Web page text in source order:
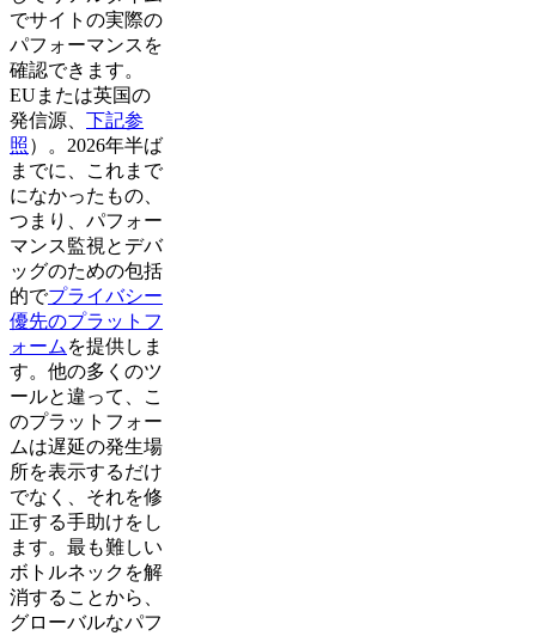
でサイトの実際の
パフォーマンスを
確認できます。
EUまたは英国の
発信源、 下記参
照）。2026年半ば
までに、これまで
になかったもの、
つまり、パフォー
マンス監視とデバ
ッグのための包括
的でプライバシー
優先のプラットフ
ォーム を提供しま
す。他の多くのツ
ールと違って、こ
のプラットフォー
ムは遅延の発生場
所を表示するだけ
でなく、それを修
正する手助けをし
ます。最も難しい
ボトルネックを解
消することから、
グローバルなパフ